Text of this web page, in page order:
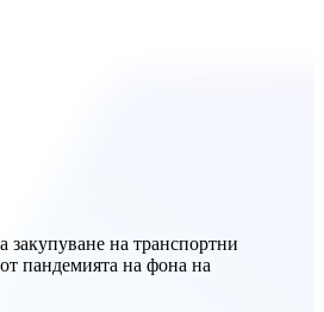
закупуване на транспортни
пандемията на фона на